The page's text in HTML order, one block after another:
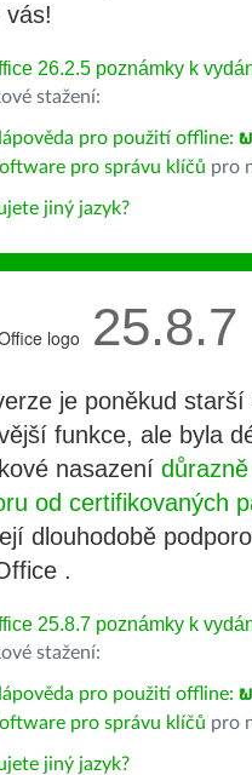
vás!
26.2.5 poznámky k
stažení:
pro použití offline:
pro správu klíčů pro
jiný jazyk?
25.8.7
je poněkud starší
funkce, ale byla
nasazení
od certifikovaných
dlouhodobě
.
25.8.7 poznámky k
stažení:
pro použití offline:
pro správu klíčů pro
jiný jazyk?